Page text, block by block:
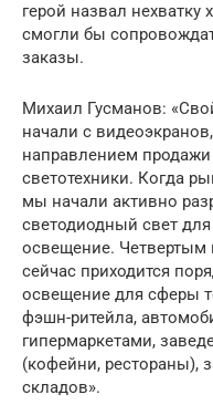
герой назвал
смогли бы
заказы.
Михаил Гусманов:
начали с
направлением
светотехники. Когда
мы начали активно
светодиодный свет
освещение. Четвертым
сейчас приходится
освещение для сферы
фэшн-ритейла,
гипермаркетами,
(кофейни, рестораны),
складов».